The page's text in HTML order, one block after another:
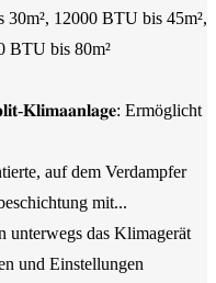
30m², 12000 BTU bis 45m²,
BTU bis 80m²
𝐊𝐥𝐢𝐦𝐚𝐚𝐧𝐥𝐚𝐠𝐞: Ermöglicht
auf dem Verdampfer
mit...
das Klimagerät
und Einstellungen